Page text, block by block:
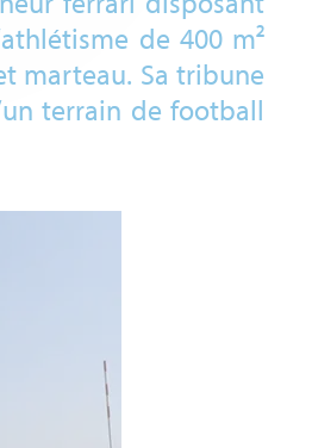
de 400 m²
marteau. Sa tribune
terrain de football